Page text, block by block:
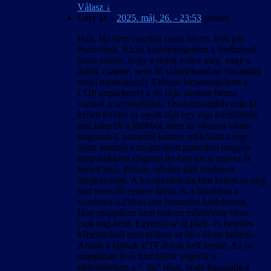
A 4:3-tól eltérő képarány okozta hibák javítva.
A kimerítő módszerkeresés és sokszori
időzítési hibák bizonyos esetekben, különösen
a rendszerindítás utáni első videó
lejátszásakor.
Hogy elkerüljük a játék váratlan kilépését,
fagyását és nem megfelelő viselkedését, a
felirattal lejátszott videók közben az Esc
billentyű le van tiltva, tehát (a játék bevezető
videóját kivéve) nem lehet őket leállítani.
2007. április 25. – v1.00
A magyar szöveg a játék 1.0001-es változata
alapján készült.
Igyekeztünk megőrizni a hibamentességet az
1.0000-ás változattal is.
Ez a honosítás a játékállások betölthetőségét
nem befolyásolja, de a betöltött játékban
előfordulhatnak anomáliák a nevek körül is.
Ennek oka valószínűleg az lehet, hogy az új
játék kezdésekor érvényes nyelven kiosztott
névsor és a megszerzett rejtekhely-leírások
belekerülnek a kimentett játékállásba. A
Válasz ↓
Gery D. - 2025. máj. 26. - 23:53 szerint:
Hali. Ha nem veszitek rossz néven, írok pár
észrevételt. Kicsit kísérletezgettem a fordítással
(nem tudom, hogy a tietek volt-e meg, vagy a
másik csapaté, nem áll szándékomban visszaélni
senki munkájával). Először kicsomagoltam a
COP unpackerrel a db fájlt, amiben benne
vannak a szövegfájlok. Összehasonlítás után ki
kellett törölni az egyik fájlt egy régi fordításból,
ami kikerült a játékból, mert az okozott nálam
bugcrash-t, onnantól kezdve működött a régi
Shoc fordítás a megszokott gamedata mappás
megoldásként (fsgame.ltx-ben ezt is true-ra át
kellett írni). Persze, néhány fájlt rendesen
megkavartak. A localization.ltx-ben kellett az eng
sort west-ről cent-re átírni, és a fájlokban a
windows-1250-es sort használni kódolásnak.
Hun mappában nem tudtam működésre bírni,
csak eng-ként. Egyedül az új játék- és betöltés
képernyőnél nem tudtam az őű-t életre kelteni.
Annak a fájlnak UTF-8-nak kell lennie. Az ui
mappában lévő font fájlok végéről is
eltávolítottam a “_hu” részt, hogy használja a